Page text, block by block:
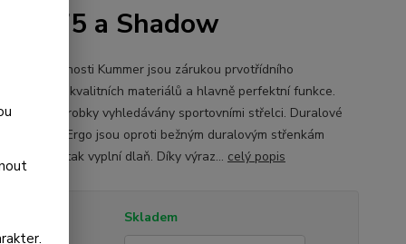
75 a Shadow
od společnosti Kummer jsou zárukou prvotřídního
použití kvalitních materiálů a hlavně perfektní funkce.
jejich výrobky vyhledávány sportovními střelci. Duralové
DotMetrix Ergo jsou oproti bežným duralovým střenkám
širší, lépe tak vyplní dlaň. Díky výraz... celý popis
Skladem